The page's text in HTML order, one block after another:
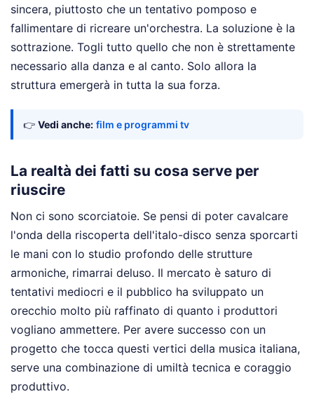
sincera, piuttosto che un tentativo pomposo e
fallimentare di ricreare un'orchestra. La soluzione è la
sottrazione. Togli tutto quello che non è strettamente
necessario alla danza e al canto. Solo allora la
struttura emergerà in tutta la sua forza.
👉 Vedi anche: film e programmi tv
La realtà dei fatti su cosa serve per
riuscire
Non ci sono scorciatoie. Se pensi di poter cavalcare
l'onda della riscoperta dell'italo-disco senza sporcarti
le mani con lo studio profondo delle strutture
armoniche, rimarrai deluso. Il mercato è saturo di
tentativi mediocri e il pubblico ha sviluppato un
orecchio molto più raffinato di quanto i produttori
vogliano ammettere. Per avere successo con un
progetto che tocca questi vertici della musica italiana,
serve una combinazione di umiltà tecnica e coraggio
produttivo.